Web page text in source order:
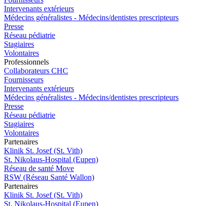
Intervenants extérieurs
Médecins généralistes - Médecins/dentistes prescripteurs
Presse
Réseau pédiatrie
Stagiaires
Volontaires
Professionnels
Collaborateurs CHC
Fournisseurs
Intervenants extérieurs
Médecins généralistes - Médecins/dentistes prescripteurs
Presse
Réseau pédiatrie
Stagiaires
Volontaires
Partenaires
Klinik St. Josef (St. Vith)
St. Nikolaus-Hospital (Eupen)
Réseau de santé Move
RSW (Réseau Santé Wallon)
Partenaires
Klinik St. Josef (St. Vith)
St. Nikolaus-Hospital (Eupen)